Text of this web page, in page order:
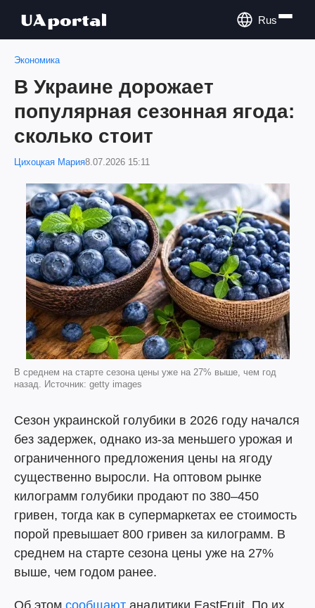
Rus
Экономика
В Украине дорожает
популярная сезонная ягода:
сколько стоит
Цихоцкая Мария8.07.2026 15:11
В среднем на старте сезона цены уже на 27% выше, чем год
назад. Источник: getty images
Сезон украинской голубики в 2026 году начался
без задержек, однако из-за меньшего урожая и
ограниченного предложения цены на ягоду
существенно выросли. На оптовом рынке
килограмм голубики продают по 380–450
гривен, тогда как в супермаркетах ее стоимость
порой превышает 800 гривен за килограмм. В
среднем на старте сезона цены уже на 27%
выше, чем годом ранее.
Об этом сообщают аналитики EastFruit. По их